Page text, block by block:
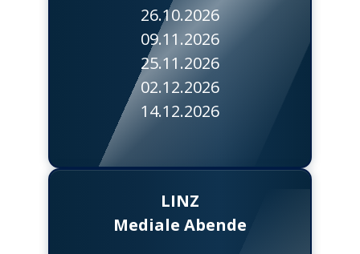
26.10.2026
09.11.2026
25.11.2026
02.12.2026
14.12.2026
LINZ
Mediale Abende